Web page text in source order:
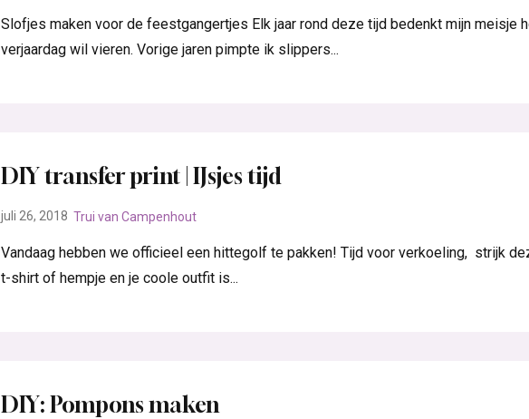
Slofjes maken voor de feestgangertjes Elk jaar rond deze tijd bedenkt mijn meisje
verjaardag wil vieren. Vorige jaren pimpte ik slippers...
DIY transfer print | IJsjes tijd
Vandaag hebben we officieel een hittegolf te pakken! Tijd voor verkoeling, strijk
t-shirt of hempje en je coole outfit is...
juli 26, 2018 Trui van Campenhout
DIY: Pompons maken